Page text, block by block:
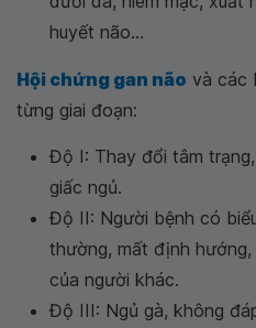
huyết não...
Hội chứng gan não và các
từng giai đoạn:
Độ I: Thay đổi tâm
giấc ngủ.
Độ II: Người bệnh có
thường, mất định
của người khác.
Độ III: Ngủ gà, không